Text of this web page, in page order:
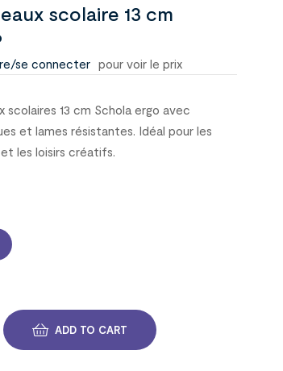
scolaire 13 cm
se connecter pour voir le prix
scolaires 13 cm Schola ergo avec
et lames résistantes. Idéal pour les
les loisirs créatifs.
ADD TO CART